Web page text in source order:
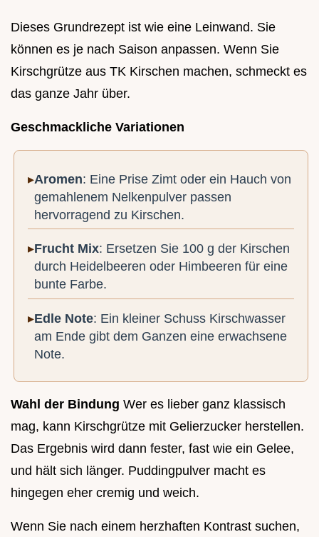
Dieses Grundrezept ist wie eine Leinwand. Sie
können es je nach Saison anpassen. Wenn Sie
Kirschgrütze aus TK Kirschen machen, schmeckt es
das ganze Jahr über.
Geschmackliche Variationen
Aromen: Eine Prise Zimt oder ein Hauch von
gemahlenem Nelkenpulver passen
hervorragend zu Kirschen.
Frucht Mix: Ersetzen Sie 100 g der Kirschen
durch Heidelbeeren oder Himbeeren für eine
bunte Farbe.
Edle Note: Ein kleiner Schuss Kirschwasser
am Ende gibt dem Ganzen eine erwachsene
Note.
Wahl der Bindung Wer es lieber ganz klassisch
mag, kann Kirschgrütze mit Gelierzucker herstellen.
Das Ergebnis wird dann fester, fast wie ein Gelee,
und hält sich länger. Puddingpulver macht es
hingegen eher cremig und weich.
Wenn Sie nach einem herzhaften Kontrast suchen,